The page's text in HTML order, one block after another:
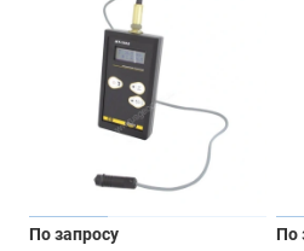
По запросу
По